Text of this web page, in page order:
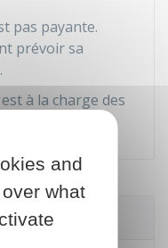
pas payante.
prévoir sa
à la charge des
and
what